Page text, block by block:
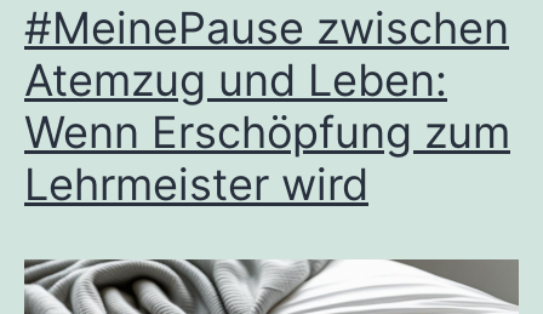
#MeinePause zwischen
Atemzug und Leben:
Wenn Erschöpfung zum
Lehrmeister wird